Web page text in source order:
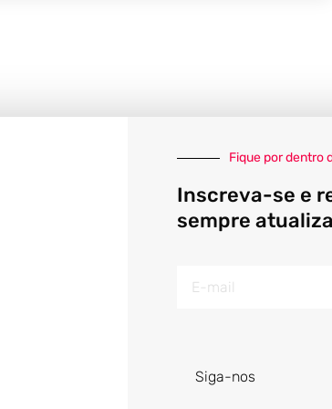
Fique por dentro
Inscreva-se e
sempre
Siga-nos